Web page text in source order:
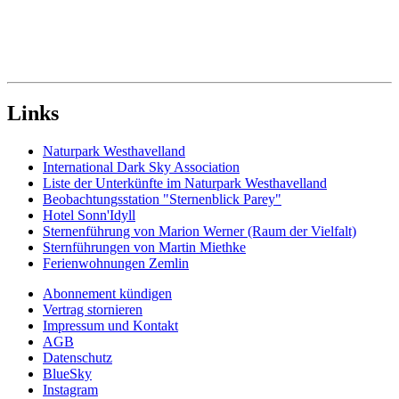
Links
Naturpark Westhavelland
International Dark Sky Association
Liste der Unterkünfte im Naturpark Westhavelland
Beobachtungsstation "Sternenblick Parey"
Hotel Sonn'Idyll
Sternenführung von Marion Werner (Raum der Vielfalt)
Sternführungen von Martin Miethke
Ferienwohnungen Zemlin
Abonnement kündigen
Vertrag stornieren
Impressum und Kontakt
AGB
Datenschutz
BlueSky
Instagram